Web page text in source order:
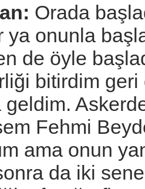
Orada
ya onunla
de öyle
bitirdim geri
Fehmi
ama onun
da iki